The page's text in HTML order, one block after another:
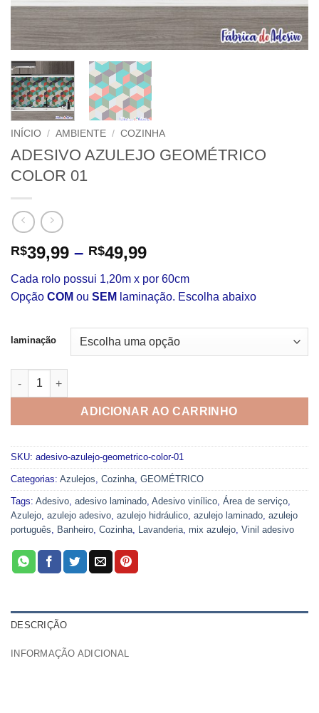
INÍCIO / AMBIENTE / COZINHA
ADESIVO AZULEJO GEOMÉTRICO
COLOR 01
R$39,99 – R$49,99Faixa
preço:
R$39,99
R$49,99
Cada rolo possui 1,20m x por 60cm
Opção COM ou SEM laminação. Escolha abaixo
laminação
ADESIVO AZULEJO GEOMÉTRICO COLOR 01 quantidade
ADICIONAR AO CARRINHO
SKU: adesivo-azulejo-geometrico-color-01
Categorias: Azulejos, Cozinha, GEOMÉTRICO
Tags: Adesivo, adesivo laminado, Adesivo vinílico, Área de serviço,
Azulejo, azulejo adesivo, azulejo hidráulico, azulejo laminado, azulejo
português, Banheiro, Cozinha, Lavanderia, mix azulejo, Vinil adesivo
DESCRIÇÃO
INFORMAÇÃO ADICIONAL